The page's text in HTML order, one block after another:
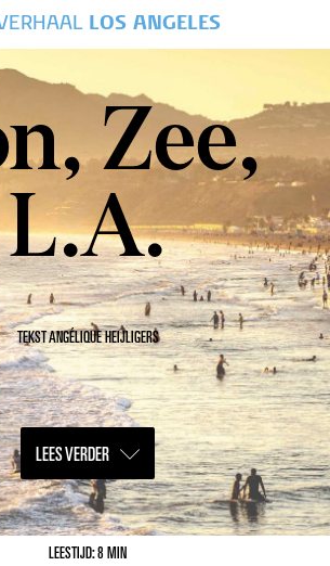
LOS ANGELES
Zee,
L.A.
TEKST ANGÉLIQUE HEIJLIGERS
LEES VERDER
LEESTIJD: 8 MIN